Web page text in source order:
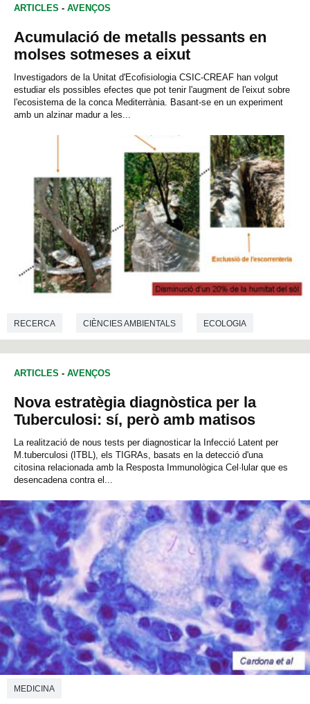
ARTICLES - AVENÇOS
Acumulació de metalls pessants en
molses sotmeses a eixut
Investigadors de la Unitat d'Ecofisiologia CSIC-CREAF han volgut
estudiar els possibles efectes que pot tenir l'augment de l'eixut sobre
l'ecosistema de la conca Mediterrània. Basant-se en un experiment
amb un alzinar madur a les...
RECERCA CIÈNCIES AMBIENTALS ECOLOGIA
ARTICLES - AVENÇOS
Nova estratègia diagnòstica per la
Tuberculosi: sí, però amb matisos
La realització de nous tests per diagnosticar la Infecció Latent per
M.tuberculosi (ITBL), els TIGRAs, basats en la detecció d'una
citosina relacionada amb la Resposta Immunològica Cel·lular que es
desencadena contra el...
MEDICINA